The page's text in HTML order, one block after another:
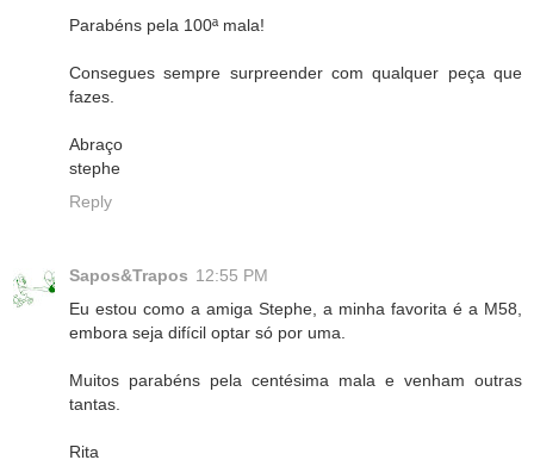
Parabéns pela 100ª mala!
Consegues sempre surpreender com qualquer peça que
fazes.
Abraço
stephe
Reply
Sapos&Trapos 12:55 PM
Eu estou como a amiga Stephe, a minha favorita é a M58,
embora seja difícil optar só por uma.
Muitos parabéns pela centésima mala e venham outras
tantas.
Rita